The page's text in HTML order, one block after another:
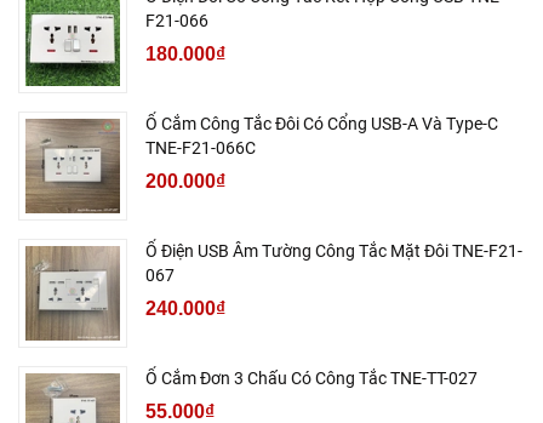
F21-066
180.000₫
Ổ Cắm Công Tắc Đôi Có Cổng USB-A Và Type-C
TNE-F21-066C
200.000₫
Ổ Điện USB Âm Tường Công Tắc Mặt Đôi TNE-F21-
067
240.000₫
Ổ Cắm Đơn 3 Chấu Có Công Tắc TNE-TT-027
55.000₫